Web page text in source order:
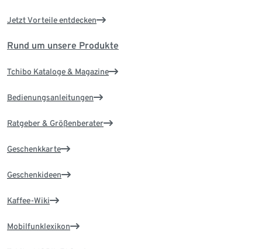
Jetzt Vorteile entdecken
Rund um unsere Produkte
Tchibo Kataloge & Magazine
Bedienungsanleitungen
Ratgeber & Größenberater
Geschenkkarte
Geschenkideen
Kaffee-Wiki
Mobilfunklexikon